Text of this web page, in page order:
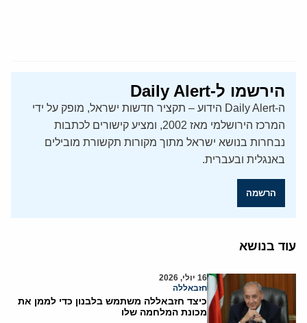
הירשמו ל-Daily Alert
ה-Daily Alert הידוע – תקציר חדשות ישראל, מופק על ידי
המרכז הירושלמי מאז 2002, ומציע קישורים לכתבות
נבחרות בנושא ישראל מתוך מקורות תקשורת מובילים
באנגלית ובעברית.
הרשמה
עוד בנושא
16 יולי, 2026
חזבאללה
כיצד חזבאללה משתמש בלבנון כדי לממן את
מכונת המלחמה שלו